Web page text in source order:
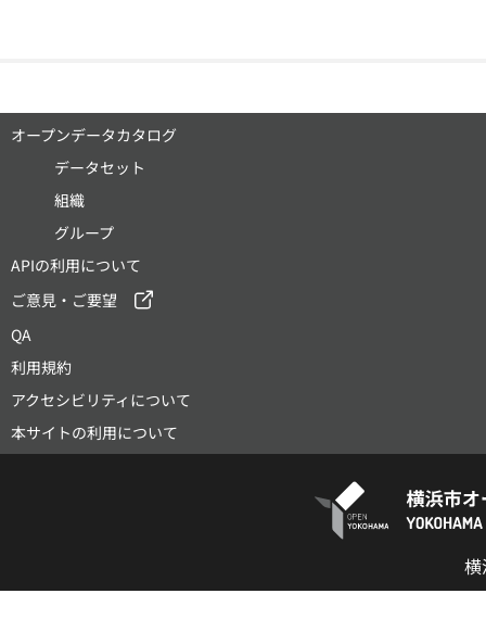
オープンデータカタログ
データセット
組織
グループ
APIの利用について
ご意見・ご要望
QA
利用規約
アクセシビリティについて
本サイトの利用について